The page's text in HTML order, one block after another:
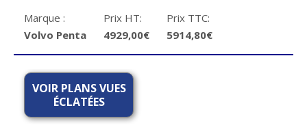
Marque :
Volvo Penta
Prix HT:
4929,00€
Prix TTC:
5914,80€
VOIR PLANS VUES
ÉCLATÉES